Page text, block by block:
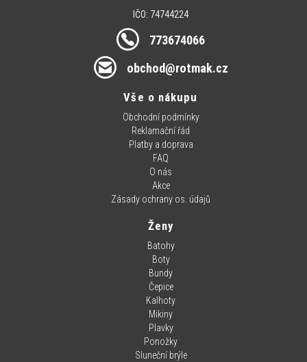
IČO: 74744224
773674066
obchod@rotmak.cz
Vše o nákupu
Obchodní podmínky
Reklamační řád
Platby a doprava
FAQ
O nás
Akce
Zásady ochrany os. údajů
Ženy
Batohy
Boty
Bundy
Čepice
Kalhoty
Mikiny
Plavky
Ponožky
Sluneční brýle